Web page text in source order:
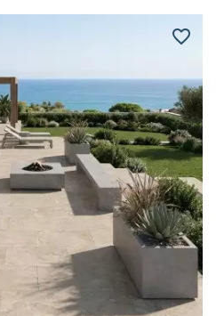
favorite_border